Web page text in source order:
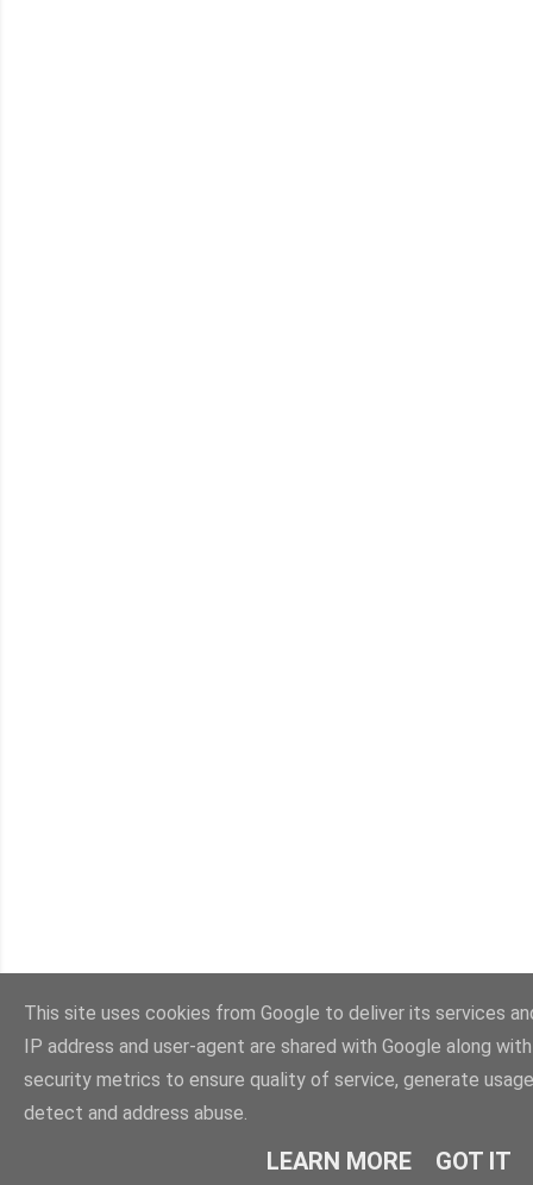
This site uses cookies from Google to deliver its services
IP address and user-agent are shared with Google along
security metrics to ensure quality of service, generate
detect and address abuse.
LEARN MORE GOT IT